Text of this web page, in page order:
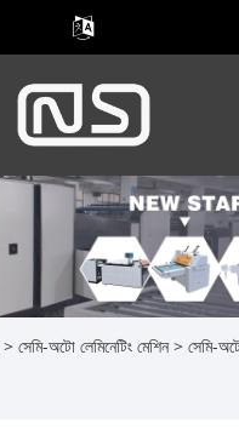
> সেমি-অটো লেমিনেটিং মেশিন> সেমি-অটো